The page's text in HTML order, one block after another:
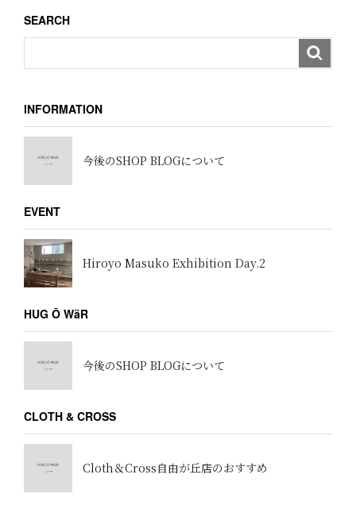
ン
SEARCH
INFORMATION
今後のSHOP BLOGについて
EVENT
Hiroyo Masuko Exhibition Day.2
HUG Ō WäR
今後のSHOP BLOGについて
CLOTH & CROSS
Cloth＆Cross自由が丘店のおすすめ